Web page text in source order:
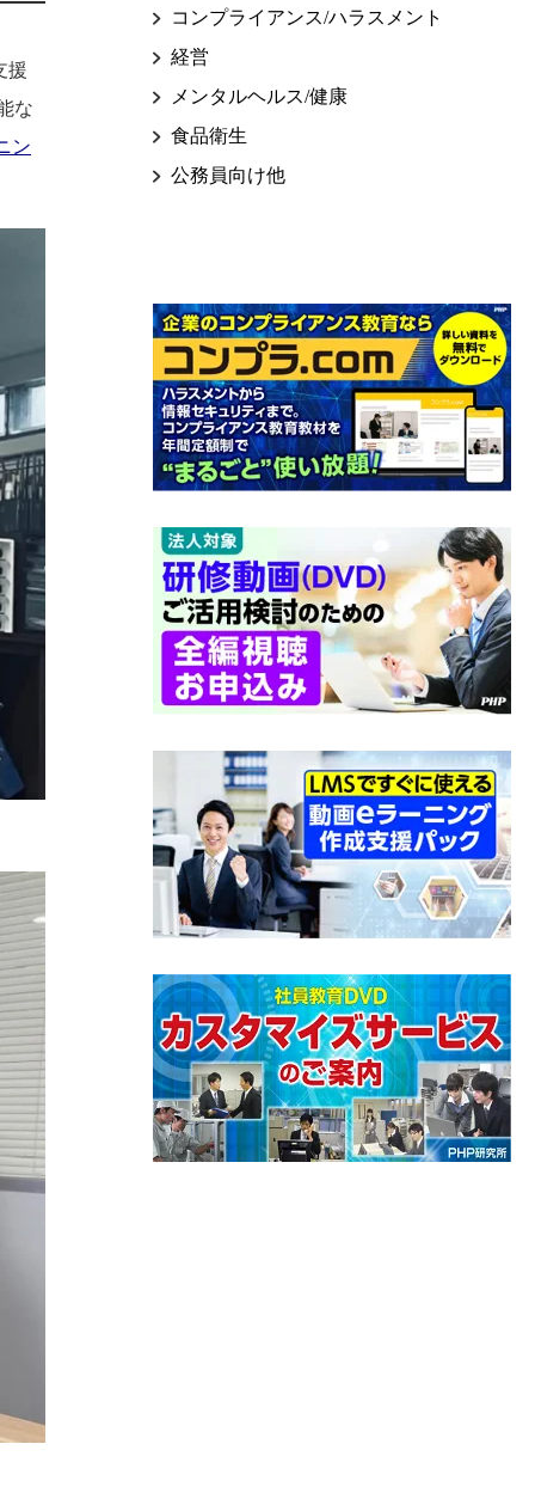
援
な
ン
コンプライアンス/ハラスメント
経営
メンタルヘルス/健康
食品衛生
公務員向け他